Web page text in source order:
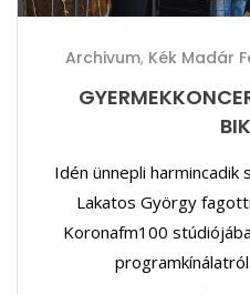
Archivum, Kék Madár
Idén ünnepli
Lakatos György
Koronafm100